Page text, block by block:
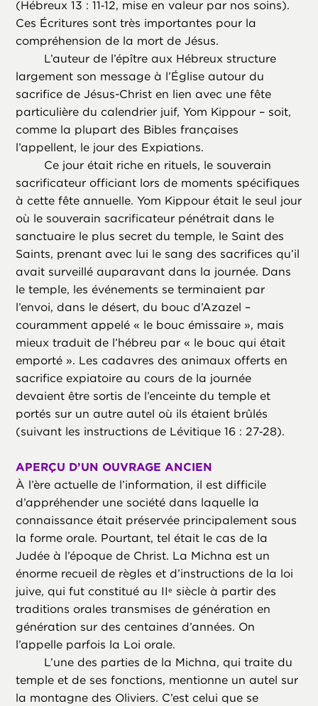
(Hébreux 13 : 11‑12, mise en valeur par nos soins).
Ces Écritures sont très importantes pour la
compréhension de la mort de Jésus.
L’auteur de l’épître aux Hébreux structure
largement son message à l’Église autour du
sacrifice de Jésus-Christ en lien avec une fête
particulière du calendrier juif, Yom Kippour – soit,
comme la plupart des Bibles françaises
l’appellent, le jour des Expiations.
Ce jour était riche en rituels, le souverain
sacrificateur officiant lors de moments spécifiques
à cette fête annuelle. Yom Kippour était le seul jour
où le souverain sacrificateur pénétrait dans le
sanctuaire le plus secret du temple, le Saint des
Saints, prenant avec lui le sang des sacrifices qu’il
avait surveillé auparavant dans la journée. Dans
le temple, les événements se terminaient par
l’envoi, dans le désert, du bouc d’Azazel –
couramment appelé « le bouc émissaire », mais
mieux traduit de l’hébreu par « le bouc qui était
emporté ». Les cadavres des animaux offerts en
sacrifice expiatoire au cours de la journée
devaient être sortis de l’enceinte du temple et
portés sur un autre autel où ils étaient brûlés
(suivant les instructions de Lévitique 16 : 27‑28).
APERÇU D’UN OUVRAGE ANCIEN
À l’ère actuelle de l’information, il est difficile
d’appréhender une société dans laquelle la
connaissance était préservée principalement sous
la forme orale. Pourtant, tel était le cas de la
Judée à l’époque de Christ. La Michna est un
énorme recueil de règles et d’instructions de la loi
juive, qui fut constitué au IIe siècle à partir des
traditions orales transmises de génération en
génération sur des centaines d’années. On
l’appelle parfois la Loi orale.
L’une des parties de la Michna, qui traite du
temple et de ses fonctions, mentionne un autel sur
la montagne des Oliviers. C’est celui que se